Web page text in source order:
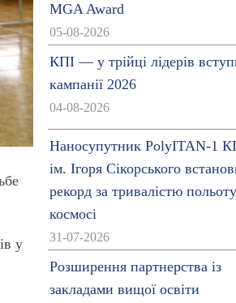
у
MGA Award
05-08-2026
КПІ — у трійці лідерів
кампанії 2026
04-08-2026
Наносупутник PolyITAN-1
ім. Ігоря Сікорського
рекорд за тривалістю
космосі
31-07-2026
Розширення партнерства із
закладами вищої освіти